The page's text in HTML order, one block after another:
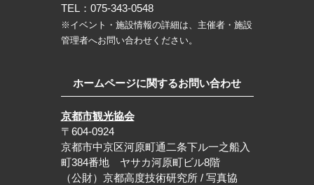
TEL：075-343-0548
※イベント・施設情報の詳細は、主催者・施設
管理者へお問い合わせください。
ホームページに関するお問い合わせ
京都市観光協会
〒604-0924
京都市中京区河原町通二条下ル一之船入
町384番地 ヤサカ河原町ビル8階
（公財）京都高度技術研究所 / 写真協